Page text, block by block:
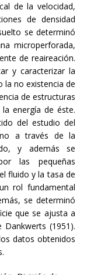
de la velocidad,
de densidad
se determinó
microperforada,
de reaireación.
y caracterizar la
la no existencia de
de estructuras
energía de éste.
del estudio del
a través de la
y además se
las pequeñas
fluido y la tasa de
rol fundamental
se determinó
que se ajusta a
(1951).
datos obtenidos